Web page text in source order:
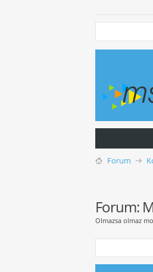
Forum
Forum:
Olmazsa olmaz